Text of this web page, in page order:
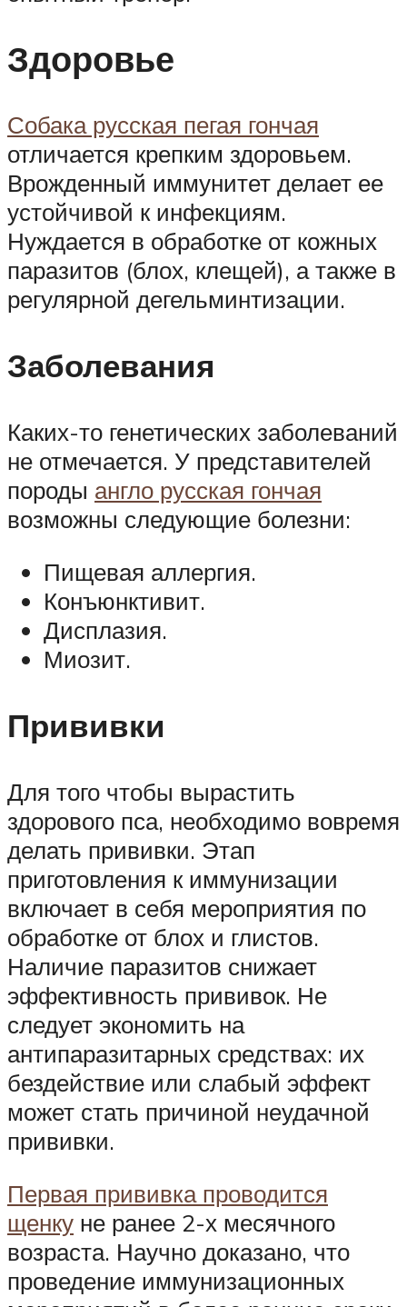
Здоровье
Собака русская пегая гончая
отличается крепким здоровьем.
Врожденный иммунитет делает ее
устойчивой к инфекциям.
Нуждается в обработке от кожных
паразитов (блох, клещей), а также в
регулярной дегельминтизации.
Заболевания
Каких-то генетических заболеваний
не отмечается. У представителей
породы англо русская гончая
возможны следующие болезни:
Пищевая аллергия.
Конъюнктивит.
Дисплазия.
Миозит.
Прививки
Для того чтобы вырастить
здорового пса, необходимо вовремя
делать прививки. Этап
приготовления к иммунизации
включает в себя мероприятия по
обработке от блох и глистов.
Наличие паразитов снижает
эффективность прививок. Не
следует экономить на
антипаразитарных средствах: их
бездействие или слабый эффект
может стать причиной неудачной
прививки.
Первая прививка проводится
щенку не ранее 2-х месячного
возраста. Научно доказано, что
проведение иммунизационных